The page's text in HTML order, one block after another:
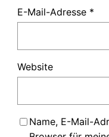
E-Mail-Adresse *
Website
Name, E-Mail-